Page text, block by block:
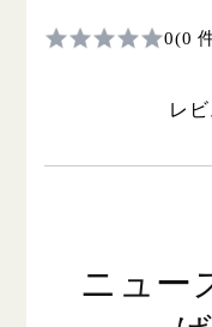
0(0
レ
ニュー